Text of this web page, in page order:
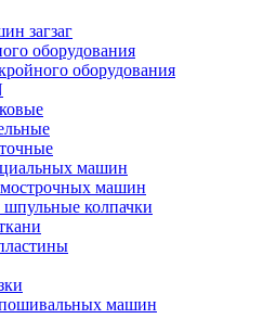
загзаг
оборудования
оборудования
машин
машин
колпачки
машин